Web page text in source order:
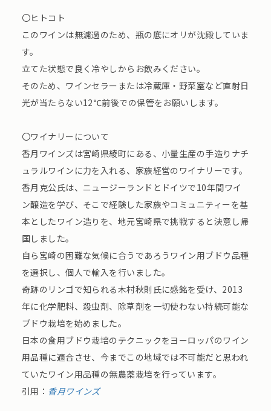
〇ヒトコト
このワインは無濾過のため、瓶の底にオリが沈殿していま
す。
立てた状態で良く冷やしからお飲みください。
そのため、ワインセラーまたは冷蔵庫・野菜室など直射日
光が当たらない12℃前後での保管をお願いします。
〇ワイナリーについて
香月ワインズは宮崎県綾町にある、小量生産の手造りナチ
ュラルワインに力を入れる、家族経営のワイナリーです。
香月克公氏は、ニュージーランドとドイツで10年間ワイ
ン醸造を学び、そこで経験した家族やコミュニティーを基
本としたワイン造りを、地元宮崎県で挑戦すると決意し帰
国しました。
自ら宮崎の困難な気候に合うであろうワイン用ブドウ品種
を選択し、個人で輸入を行いました。
奇跡のリンゴで知られる木村秋則氏に感銘を受け、2013
年に化学肥料、殺虫剤、除草剤を一切使わない持続可能な
ブドウ栽培を始めました。
日本の食用ブドウ栽培のテクニックをヨーロッパのワイン
用品種に適合させ、今までこの地域では不可能だと思われ
ていたワイン用品種の無農薬栽培を行っています。
引用： 香月ワインズ